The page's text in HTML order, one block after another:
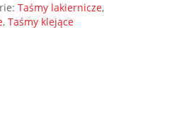
Taśmy lakiernicze,
, Taśmy klejące